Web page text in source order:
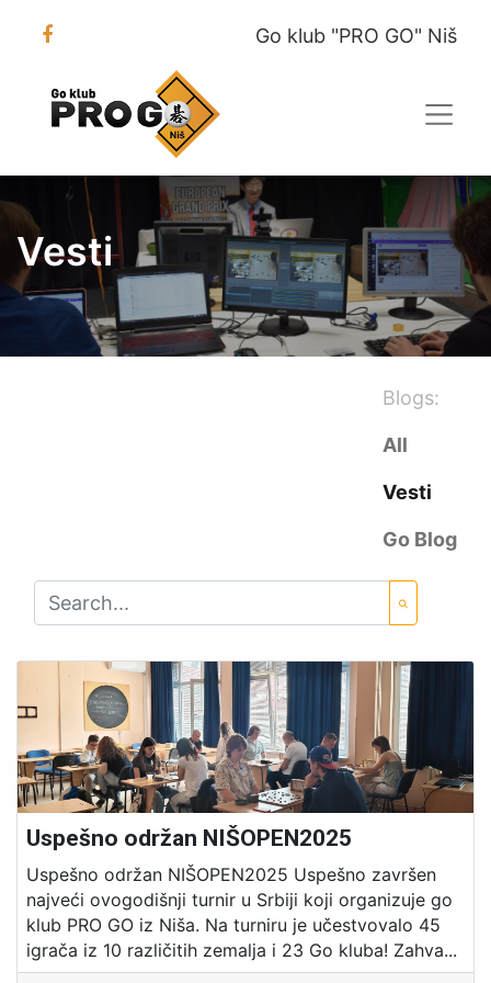
Go klub "PRO GO" Niš
Vesti
Blogs:
All
Vesti
Go Blog
Uspešno održan NIŠOPEN2025
Uspešno održan NIŠOPEN2025 Uspešno završen
najveći ovogodišnji turnir u Srbiji koji organizuje go
klub PRO GO iz Niša. Na turniru je učestvovalo 45
igrača iz 10 različitih zemalja i 23 Go kluba! Zahva...